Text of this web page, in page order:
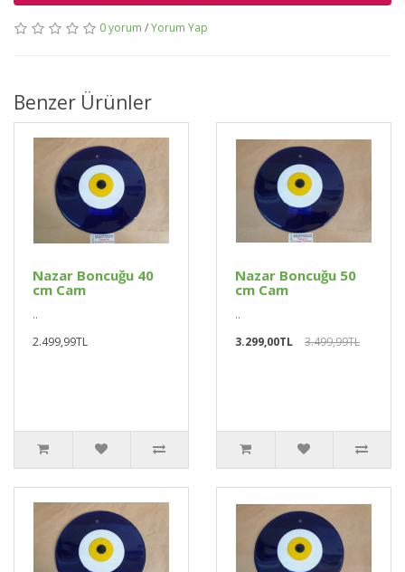
0 yorum /Yorum Yap
Benzer Ürünler
Nazar Boncuğu 40
cm Cam
..
2.499,99TL
Nazar Boncuğu 50
cm Cam
..
3.299,00TL
3.499,99TL